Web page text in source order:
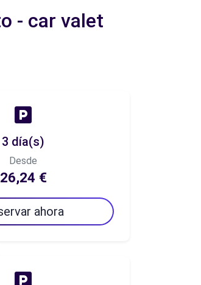
- car valet
3 día(s)
Desde
26,24 €
ahora